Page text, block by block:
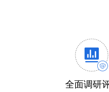
全面调研